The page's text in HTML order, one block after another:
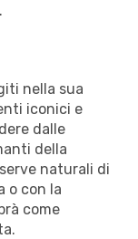
nella sua
iconici e
dalle
della
naturali di
o con la
come